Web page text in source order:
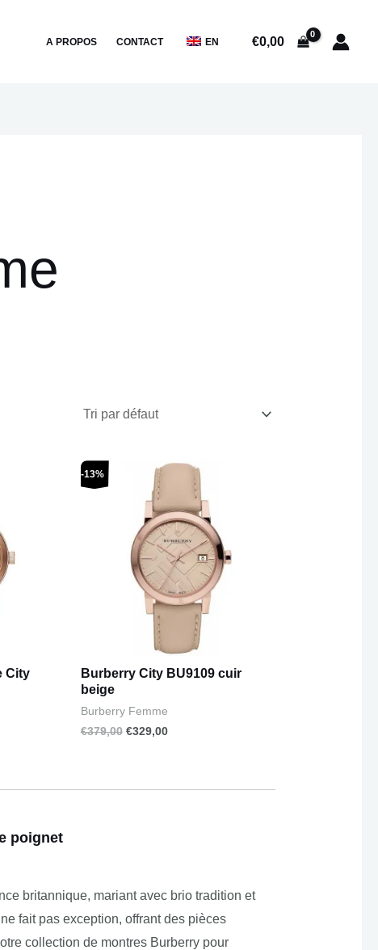
A PROPOS CONTACT EN €0,00
City
-13%
Burberry City BU9109 cuir
beige
Burberry Femme
€379,00
initial
était :
€379,00.
€329,00
Le
actuel
est :
€329,00.
poignet
britannique, mariant avec brio tradition et
fait pas exception, offrant des pièces
collection de montres Burberry pour